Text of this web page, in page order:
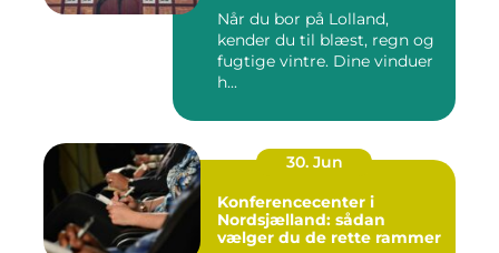
Når du bor på Lolland,
kender du til blæst, regn og
fugtige vintre. Dine vinduer
h...
30. Jun
Konferencecenter i
Nordsjælland: sådan
vælger du de rette rammer